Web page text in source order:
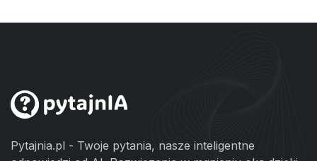
Pytajnia.pl - Twoje pytania, nasze inteligentne